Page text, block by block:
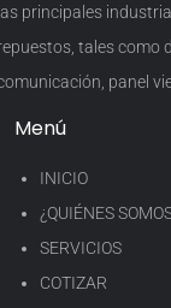
principales
tales como
panel
Menú
INICIO
¿QUIÉNES
SERVICIOS
COTIZAR